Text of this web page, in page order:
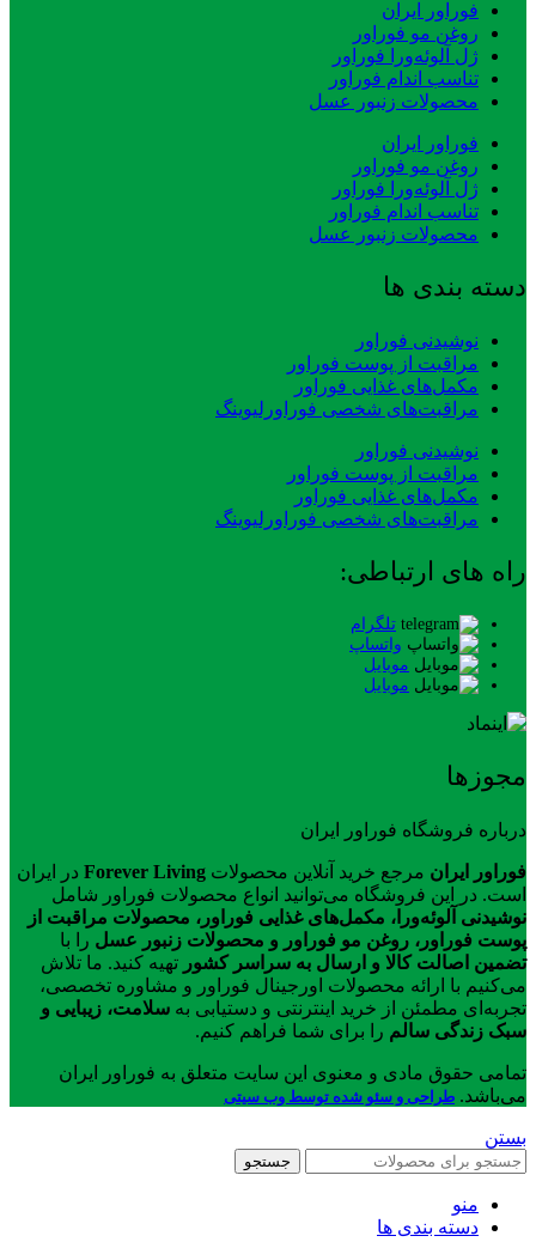
فوراور ایران
روغن مو فوراور
ژل آلوئه‌ورا فوراور
تناسب اندام فوراور
محصولات زنبور عسل
فوراور ایران
روغن مو فوراور
ژل آلوئه‌ورا فوراور
تناسب اندام فوراور
محصولات زنبور عسل
دسته بندی ها
نوشیدنی فوراور
مراقبت از پوست فوراور
مکمل‌های غذایی فوراور
مراقبت‌های شخصی فوراورلیوینگ
نوشیدنی فوراور
مراقبت از پوست فوراور
مکمل‌های غذایی فوراور
مراقبت‌های شخصی فوراورلیوینگ
راه های ارتباطی:
تلگرام
واتساپ
موبایل
موبایل
مجوزها
درباره فروشگاه فوراور ایران
فوراور ایران مرجع خرید آنلاین محصولات Forever Living در ایران
است. در این فروشگاه می‌توانید انواع محصولات فوراور شامل
نوشیدنی آلوئه‌ورا، مکمل‌های غذایی فوراور، محصولات مراقبت از
پوست فوراور، روغن مو فوراور و محصولات زنبور عسل را با
تضمین اصالت کالا و ارسال به سراسر کشور تهیه کنید. ما تلاش
می‌کنیم با ارائه محصولات اورجینال فوراور و مشاوره تخصصی،
تجربه‌ای مطمئن از خرید اینترنتی و دستیابی به سلامت، زیبایی و
سبک زندگی سالم را برای شما فراهم کنیم.
تمامی حقوق مادی و معنوی این سایت متعلق به فوراور ایران
می‌باشد. طراحی و سئو شده توسط وب سیتی
بستن
جستجو
منو
دسته بندی ها